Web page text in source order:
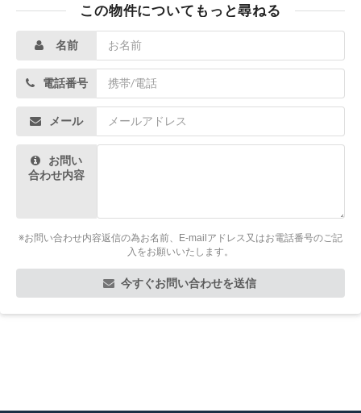
この物件についてもっと尋ねる
名前
電話番号
メール
お問い
合わせ内容
※お問い合わせ内容返信の為お名前、E-mailアドレス又はお電話番号のご記
入をお願いいたします。
今すぐお問い合わせを送信